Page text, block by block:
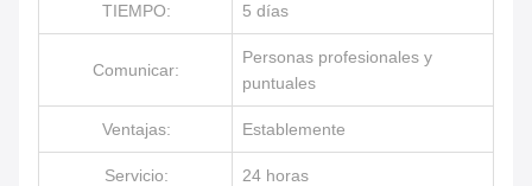
TIEMPO: 5 días
Comunicar:
Personas profesionales y
puntuales
Ventajas: Establemente
Servicio: 24 horas